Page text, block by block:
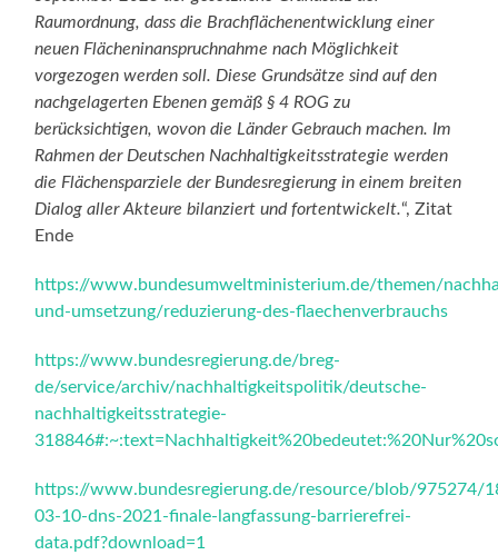
Raumordnung, dass die Brachflächenentwicklung einer
neuen Flächeninanspruchnahme nach Möglichkeit
vorgezogen werden soll. Diese Grundsätze sind auf den
nachgelagerten Ebenen gemäß § 4 ROG zu
berücksichtigen, wovon die Länder Gebrauch machen. Im
Rahmen der Deutschen Nachhaltigkeitsstrategie werden
die Flächensparziele der Bundesregierung in einem breiten
Dialog aller Akteure bilanziert und fortentwickelt.“, Zitat
Ende
https://www.bundesumweltministerium.de/themen/
und-umsetzung/reduzierung-des-flaechenverbrauchs
https://www.bundesregierung.de/breg-
de/service/archiv/nachhaltigkeitspolitik/deutsche-
nachhaltigkeitsstrategie-
https://www.bundesregierung.de/resource/blob/
03-10-dns-2021-finale-langfassung-barrierefrei-
data.pdf?download=1